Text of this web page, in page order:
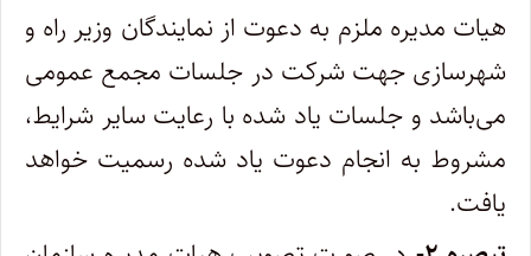
‌هیات مدیره ملزم به دعوت از نمایندگان وزیر راه و
شهرسازی جهت شرکت در جلسات مجمع عمومی
می‌باشد و جلسات یاد شده با رعایت سایر‌ شرایط،
مشروط به انجام دعوت یاد شده رسمیت خواهد
یافت.